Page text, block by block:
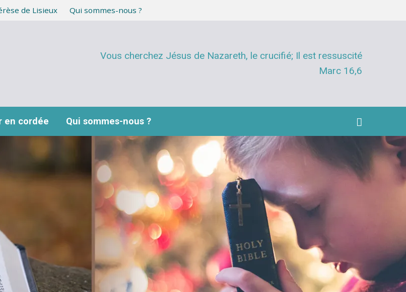
de Lisieux Qui sommes-nous ?
Vous cherchez Jésus de Nazareth, le crucifié; Il est ressuscité
Marc 16,6
en cordée Qui sommes-nous ?